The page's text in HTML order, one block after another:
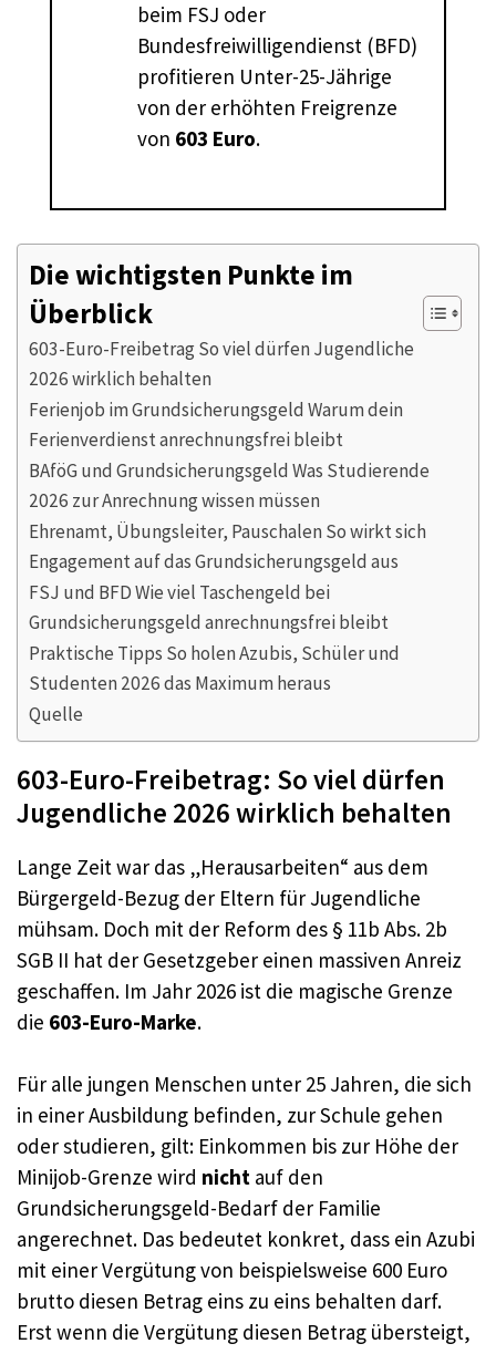
beim FSJ oder
Bundesfreiwilligendienst (BFD)
profitieren Unter-25-Jährige
von der erhöhten Freigrenze
von 603 Euro.
Die wichtigsten Punkte im
Überblick
603-Euro-Freibetrag So viel dürfen Jugendliche
2026 wirklich behalten
Ferienjob im Grundsicherungsgeld Warum dein
Ferienverdienst anrechnungsfrei bleibt
BAföG und Grundsicherungsgeld Was Studierende
2026 zur Anrechnung wissen müssen
Ehrenamt, Übungsleiter, Pauschalen So wirkt sich
Engagement auf das Grundsicherungsgeld aus
FSJ und BFD Wie viel Taschengeld bei
Grundsicherungsgeld anrechnungsfrei bleibt
Praktische Tipps So holen Azubis, Schüler und
Studenten 2026 das Maximum heraus
Quelle
603-Euro-Freibetrag: So viel dürfen
Jugendliche 2026 wirklich behalten
Lange Zeit war das „Herausarbeiten“ aus dem
Bürgergeld-Bezug der Eltern für Jugendliche
mühsam. Doch mit der Reform des § 11b Abs. 2b
SGB II hat der Gesetzgeber einen massiven Anreiz
geschaffen. Im Jahr 2026 ist die magische Grenze
die 603-Euro-Marke.
Für alle jungen Menschen unter 25 Jahren, die sich
in einer Ausbildung befinden, zur Schule gehen
oder studieren, gilt: Einkommen bis zur Höhe der
Minijob-Grenze wird nicht auf den
Grundsicherungsgeld-Bedarf der Familie
angerechnet. Das bedeutet konkret, dass ein Azubi
mit einer Vergütung von beispielsweise 600 Euro
brutto diesen Betrag eins zu eins behalten darf.
Erst wenn die Vergütung diesen Betrag übersteigt,